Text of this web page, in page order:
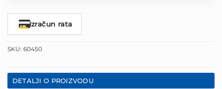
Izračun rata
SKU: 60450
DETALJI O PROIZVODU